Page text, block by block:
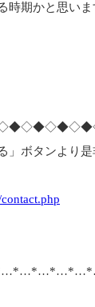
時期かと思い
」ボタンより